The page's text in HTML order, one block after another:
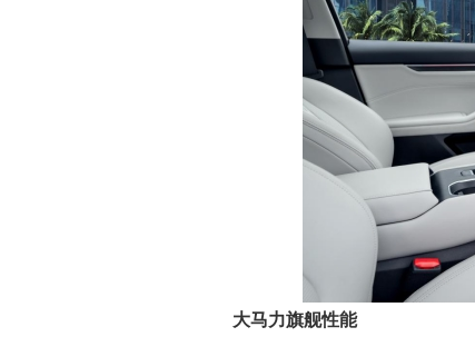
大马力旗舰性能